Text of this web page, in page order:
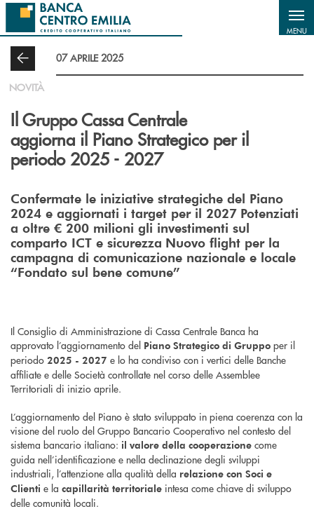
Salta al contenuto principale
MENU
07 APRILE 2025
NOVITÀ
Il Gruppo Cassa Centrale
aggiorna il Piano Strategico per il
periodo 2025 - 2027
Confermate le iniziative strategiche del Piano
2024 e aggiornati i target per il 2027 Potenziati
a oltre € 200 milioni gli investimenti sul
comparto ICT e sicurezza Nuovo flight per la
campagna di comunicazione nazionale e locale
“Fondato sul bene comune”
Il Consiglio di Amministrazione di Cassa Centrale Banca ha
approvato l’aggiornamento del Piano Strategico di Gruppo per il
periodo 2025 - 2027 e lo ha condiviso con i vertici delle Banche
affiliate e delle Società controllate nel corso delle Assemblee
Territoriali di inizio aprile.
L’aggiornamento del Piano è stato sviluppato in piena coerenza con la
visione del ruolo del Gruppo Bancario Cooperativo nel contesto del
sistema bancario italiano: il valore della cooperazione come
guida nell’identificazione e nella declinazione degli sviluppi
industriali, l’attenzione alla qualità della relazione con Soci e
Clienti e la capillarità territoriale intesa come chiave di sviluppo
delle comunità locali.